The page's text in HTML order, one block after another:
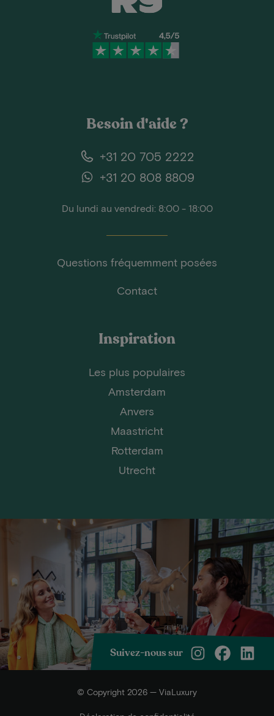
Besoin d'aide ?
+31 20 705 2222
+31 20 808 8809
Du lundi au vendredi: 8:00 - 18:00
Questions fréquemment posées
Contact
Inspiration
Les plus populaires
Amsterdam
Anvers
Maastricht
Rotterdam
Utrecht
Suivez-nous sur
© Copyright 2026 — ViaLuxury